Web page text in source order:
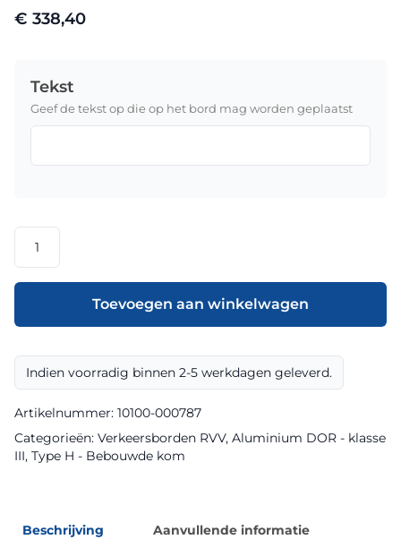
€ 338,40
Tekst
Geef de tekst op die op het bord mag worden geplaatst
H02c
III
aantal
Toevoegen aan winkelwagen
Indien voorradig binnen 2-5 werkdagen geleverd.
Artikelnummer: 10100-000787
Categorieën: Verkeersborden RVV, Aluminium DOR - klasse
III, Type H - Bebouwde kom
Beschrijving Aanvullende informatie